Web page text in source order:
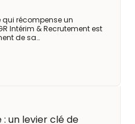
récompense un
Intérim & Recrutement est
de sa…
un levier clé de